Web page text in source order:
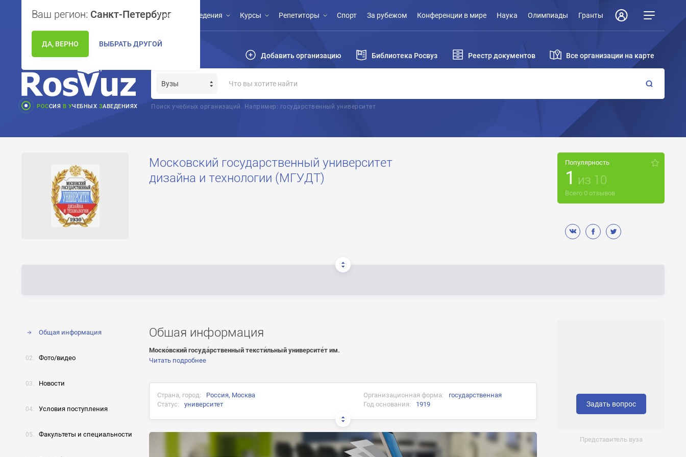
Ваш регион: Санкт-Петербург
ДА, ВЕРНО ВЫБРАТЬ ДРУГОЙ
Учебные заведения Курсы Репетиторы Спорт За рубежом Конференции в мире Наука Олимпиады Гранты
Добавить организацию Библиотека Росвуз Реестр документов Все организации на карте
РОССИЯ В УЧЕБНЫХ ЗАВЕДЕНИЯХ Поиск учебных организаций. Например: государственный университет
Московский государственный университет
дизайна и технологии (МГУДТ)
Популярность
1 из 10
Всего 0 отзывов
Общая информация
Фото/видео
Новости
Условия поступления
Факультеты и специальности
Общая информация
Моско́вский госуда́рственный тексти́льный университе́т им.
Читать подробнее
Страна, город: Россия, Москва Организационная форма:
государственная
Статус:
университет Год основания: 1919
Документ об окончании:
Задать вопрос
Представитель вуза